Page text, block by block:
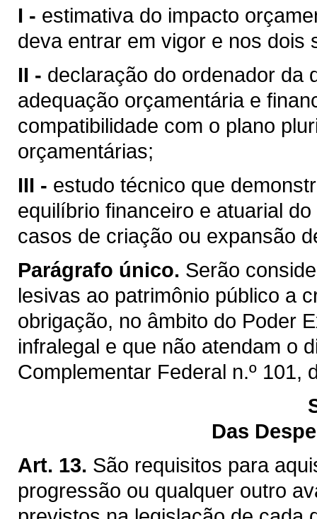
I - estimativa do impacto
deva entrar em vigor e nos dois
II - declaração do ordenador da
adequação orçamentária e
compatibilidade com o plano
orçamentárias;
III - estudo técnico que
equilíbrio financeiro e atuarial
casos de criação ou expansão
Parágrafo único. Serão
lesivas ao patrimônio público a
obrigação, no âmbito do Poder
infralegal e que não atendam o
Complementar Federal n.º 101,
Das
Art. 13. São requisitos para
progressão ou qualquer outro